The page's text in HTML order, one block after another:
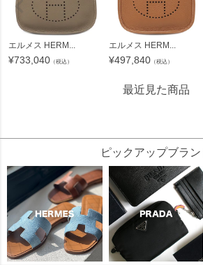
エルメス HERM...
¥733,040 （税込）
エルメス HERM...
¥497,840 （税込）
最近見た商品
ピックアップブラン